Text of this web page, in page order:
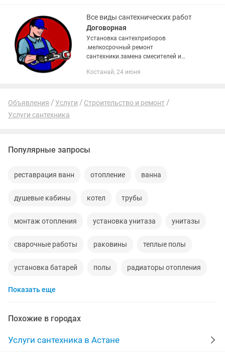
образования...
Все виды сантехнических работ
Договорная
Установка сантехприборов
.мелкосрочный ремонт
сантехники.замена смесителей и
Костанай, 24 июня
Объявления Услуги
Строительство и ремонт
Услуги сантехника
Популярные запросы
реставрация ванн отопление ванна
душевые кабины котел трубы
монтаж отопления установка унитаза унитазы
сварочные работы раковины теплые полы
установка батарей полы радиаторы отопления
чистка канализации
реставрация услуга сварщика
Показать еще
Похожие в городах
Услуги сантехника в Астане